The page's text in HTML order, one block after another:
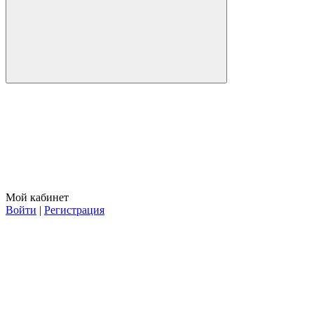
Мой кабинет
Войти | Регистрация